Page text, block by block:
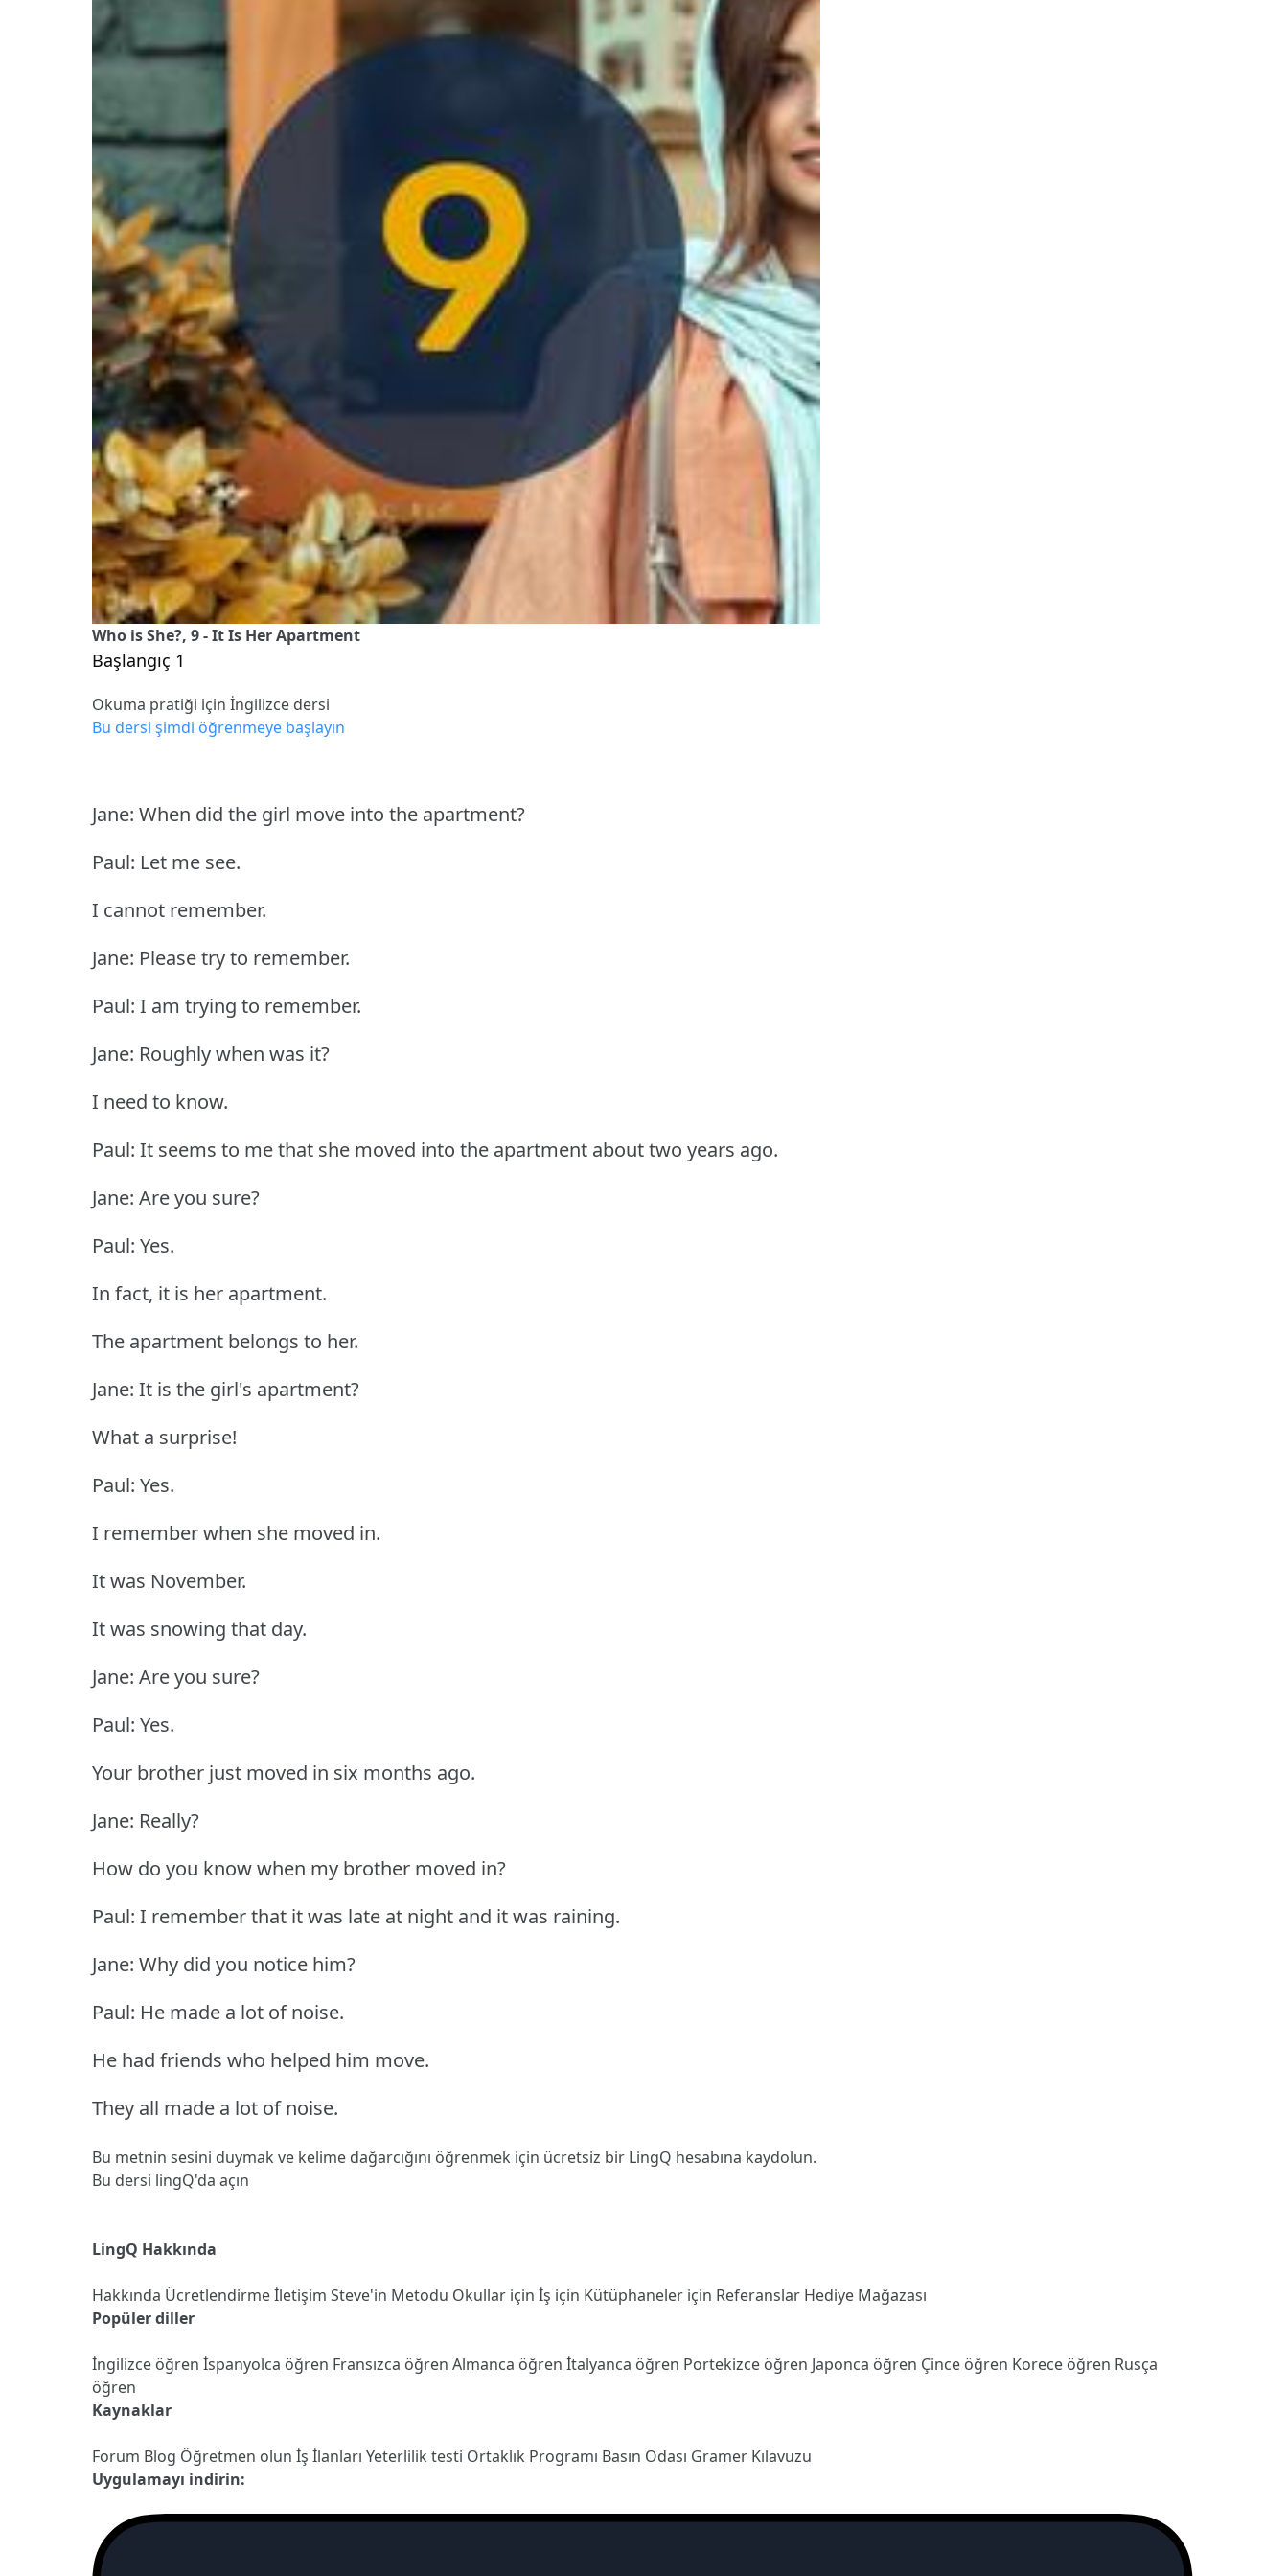
Who is She?, 9 - It Is Her Apartment
Başlangıç 1
Okuma pratiği için İngilizce dersi
Bu dersi şimdi öğrenmeye başlayın
Jane: When did the girl move into the apartment?
Paul: Let me see.
I cannot remember.
Jane: Please try to remember.
Paul: I am trying to remember.
Jane: Roughly when was it?
I need to know.
Paul: It seems to me that she moved into the apartment about two years ago.
Jane: Are you sure?
Paul: Yes.
In fact, it is her apartment.
The apartment belongs to her.
Jane: It is the girl's apartment?
What a surprise!
Paul: Yes.
I remember when she moved in.
It was November.
It was snowing that day.
Jane: Are you sure?
Paul: Yes.
Your brother just moved in six months ago.
Jane: Really?
How do you know when my brother moved in?
Paul: I remember that it was late at night and it was raining.
Jane: Why did you notice him?
Paul: He made a lot of noise.
He had friends who helped him move.
They all made a lot of noise.
Bu metnin sesini duymak ve kelime dağarcığını öğrenmek için ücretsiz bir LingQ hesabına kaydolun.
Bu dersi lingQ'da açın
LingQ Hakkında
Hakkında Ücretlendirmeİletişim Steve'in Metodu Okullar için İş için Kütüphaneler için Referanslar Hediye Mağazası
Popüler diller
İngilizce öğren İspanyolca öğren Fransızca öğren Almanca öğren İtalyanca öğren Portekizce öğren Japonca öğren Çince öğren Korece öğren Rusça
öğren
Kaynaklar
Forum Blog Öğretmen olun İş İlanları Yeterlilik testi Ortaklık Programı Basın Odası Gramer Kılavuzu
Uygulamayı indirin: